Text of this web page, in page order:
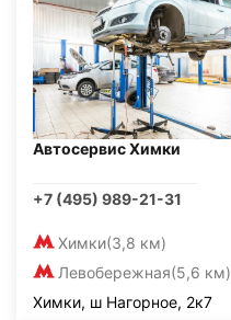
Автосервис Химки
+7 (495) 989-21-31
Химки(3,8 км)
Левобережная(5,6 км)
Химки, ш Нагорное, 2к7